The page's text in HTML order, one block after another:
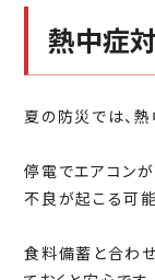
熱中症
夏の防災では、
停電でエアコン
不良が起こる可
食料備蓄と合わ